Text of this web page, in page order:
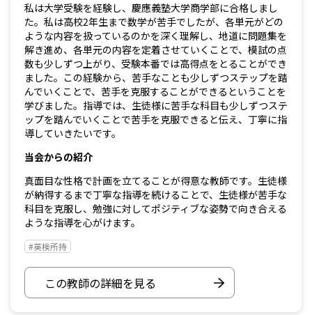
私は大学受験を経験し、慶應義塾大学商学部に合格しまし
た。私は高校2年生まで数学が苦手でしたが、各単元がどの
ような内容を扱っているのかを深く理解し、地道に問題集を
解き進め、各単元の内容を定着させていくことで、模試の点
数も少しずつ上がり、受験本番では高得点をとることができ
ました。この経験から、苦手なことも少しずつステップを踏
んでいくことで、苦手を克服することができるということを
学びました。指導では、生徒様に苦手な科目も少しずつステ
ップを踏んでいくことで苦手を克服できると伝え、丁寧に指
導していきたいです。
当会からの紹介
真面目な性格で計画を立てることが得意な教師です。生徒様
が納得するまで丁寧な指導を続けることで、生徒様が苦手な
科目を克服し、勉強に対してポジティブな姿勢で向き合える
ような指導を心がけます。
#英検所持
この教師の詳細を見る